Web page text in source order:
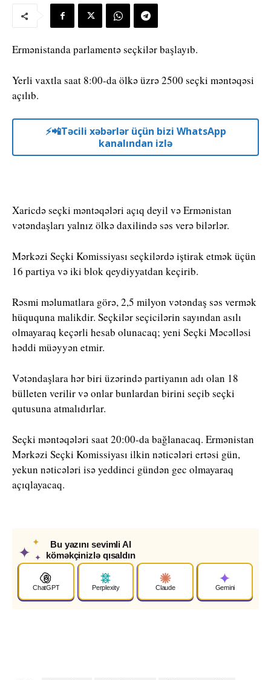
Ermənistanda parlamentə seçkilər başlayıb.
Yerli vaxtla saat 8:00-da ölkə üzrə 2500 seçki məntəqəsi
açılıb.
⚡️📲Təcili xəbərlər üçün bizi WhatsApp
kanalından izlə
Xaricdə seçki məntəqələri açıq deyil və Ermənistan
vətəndaşları yalnız ölkə daxilində səs verə bilərlər.
Mərkəzi Seçki Komissiyası seçkilərdə iştirak etmək üçün
16 partiya və iki blok qeydiyyatdan keçirib.
Rəsmi məlumatlara görə, 2,5 milyon vətəndaş səs vermək
hüququna malikdir. Seçkilər seçicilərin sayından asılı
olmayaraq keçərli hesab olunacaq; yeni Seçki Məcəlləsi
həddi müəyyən etmir.
Vətəndaşlara hər biri üzərində partiyanın adı olan 18
bülleten verilir və onlar bunlardan birini seçib seçki
qutusuna atmalıdırlar.
Seçki məntəqələri saat 20:00-da bağlanacaq. Ermənistan
Mərkəzi Seçki Komissiyası ilkin nəticələri ertəsi gün,
yekun nəticələri isə yeddinci gündən gec olmayaraq
açıqlayacaq.
✦
✦
✦
Bu yazını sevimli AI
köməkçinizlə qısaldın
ChatGPT Perplexity Claude Gemini